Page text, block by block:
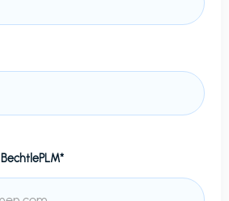
BechtlePLM*